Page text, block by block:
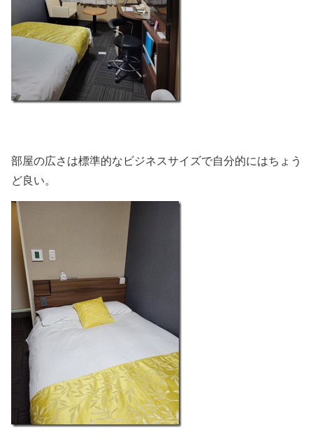
部屋の広さは標準的なビジネスサイズで自分的にはちょう
ど良い。